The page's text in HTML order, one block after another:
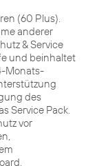
(60 Plus).
anderer
& Service
und beinhaltet
Monats-
des
Service Pack.
vor